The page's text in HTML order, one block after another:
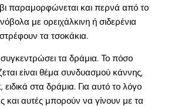
παραμορφώνεται και περνά από το
με ορειχάλκινη ή σιδερένια
τα τσοκάκια.
τα δράμια. Το πόσο
είναι θέμα συνδυασμού κάννης,
ειδικά στα δράμια. Για αυτό το λόγο
και αυτές μπορούν να γίνουν με τα